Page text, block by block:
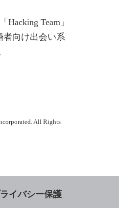
Team」
者向け出会い系
All Rights
イバシー保護